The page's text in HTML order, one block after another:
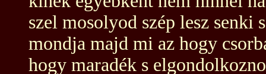
szel mosolyod szép lesz senki
mondja majd mi az hogy
hogy maradék s